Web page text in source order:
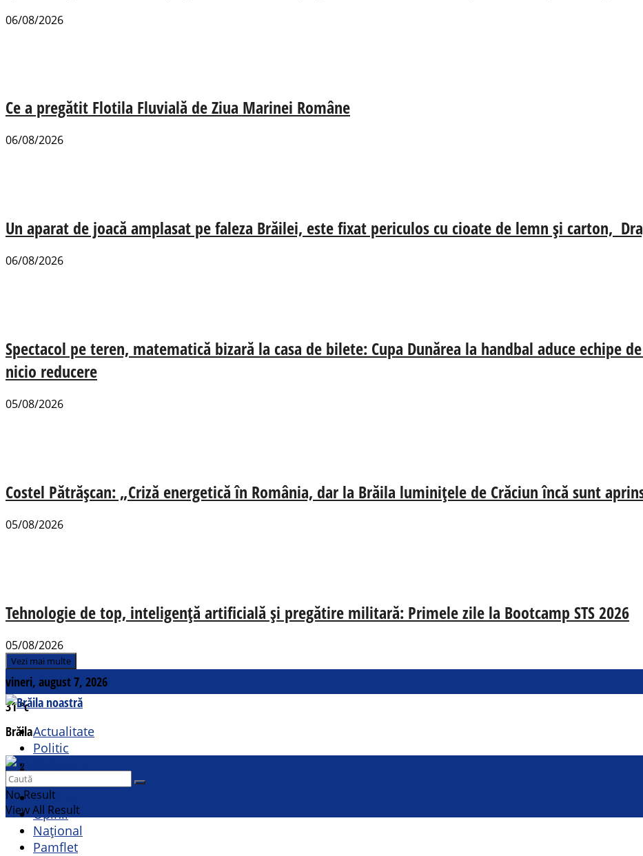
06/08/2026
Ce a pregătit Flotila Fluvială de Ziua Marinei Române
06/08/2026
Un aparat de joacă amplasat pe faleza Brăilei, este fixat periculos cu cioate de lemn și carton,
06/08/2026
Spectacol pe teren, matematică bizară la casa de bilete: Cupa Dunărea la handbal aduce echipe
nicio reducere
05/08/2026
Costel Pătrășcan: „Criză energetică în România, dar la Brăila luminițele de Crăciun încă sunt
05/08/2026
Tehnologie de top, inteligență artificială și pregătire militară: Primele zile la Bootcamp STS 2026
05/08/2026
Vezi mai multe
vineri, august 7, 2026
31°c
Brăila
Contact
Actualitate
Politic
Cultural
Opinii
Național
Pamflet
No Result
View All Result